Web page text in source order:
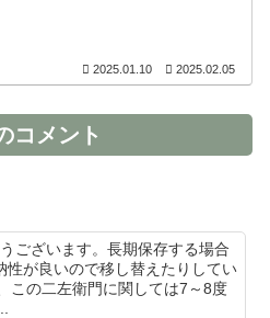
2025.01.10 2025.02.05
コメント
ございます。長期保存する場合
性が良いので移し替えたりしてい
この二左衛門に関しては7～8度